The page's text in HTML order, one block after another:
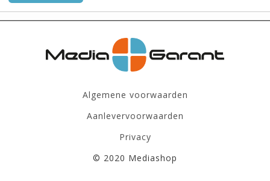
Algemene voorwaarden
Aanlevervoorwaarden
Privacy
© 2020 Mediashop